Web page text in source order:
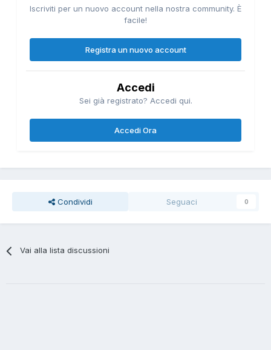
Iscriviti per un nuovo account nella nostra community. È
facile!
Registra un nuovo account
Accedi
Sei già registrato? Accedi qui.
Accedi Ora
Condividi Seguaci 0
Vai alla lista discussioni